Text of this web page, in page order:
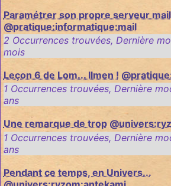
Paramétrer son propre serveur
@pratique:informatique:mail
2 Occurrences trouvées, Dernière
mois
Leçon 6 de Lom... Ilmen !
1 Occurrences trouvées, Dernière
ans
Une remarque de trop
1 Occurrences trouvées, Dernière
ans
Pendant ce temps, en Univers...